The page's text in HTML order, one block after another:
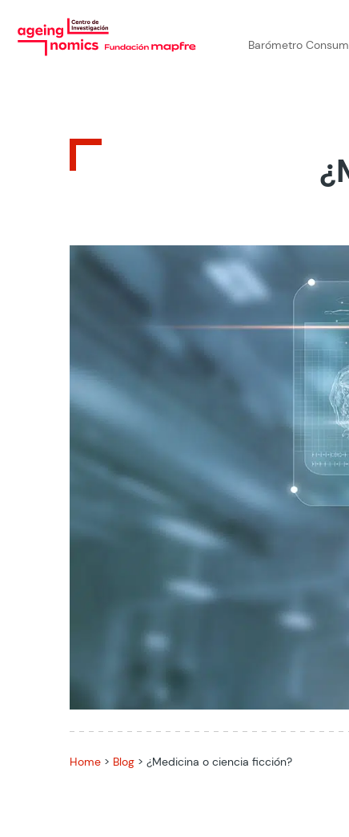
Barómetro
Home > Blog >¿Medicina o ciencia ficción?